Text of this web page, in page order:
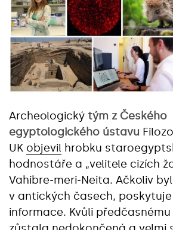
Archeologický tým z Českého
egyptologického ústavu
UK objevil hrobku
hodnostáře a „velitele cizích
Vahibre-meri-Neita. Ačkoliv
v antických časech,
informace. Kvůli